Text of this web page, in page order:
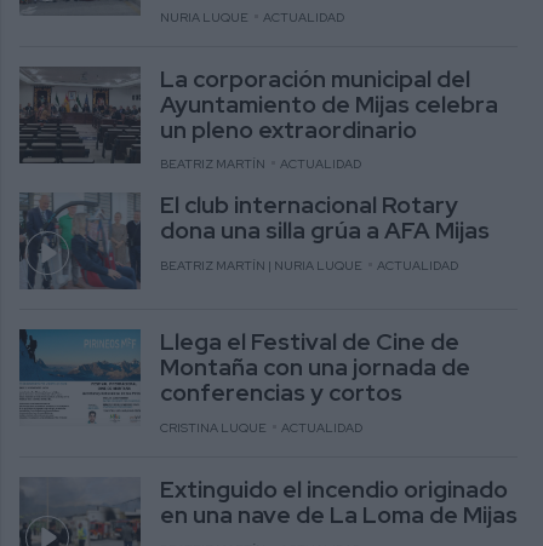
NURIA LUQUE ACTUALIDAD
La corporación municipal del
Ayuntamiento de Mijas celebra
un pleno extraordinario
BEATRIZ MARTÍN ACTUALIDAD
El club internacional Rotary
dona una silla grúa a AFA Mijas
BEATRIZ MARTÍN | NURIA LUQUE ACTUALIDAD
Llega el Festival de Cine de
Montaña con una jornada de
conferencias y cortos
CRISTINA LUQUE ACTUALIDAD
Extinguido el incendio originado
en una nave de La Loma de Mijas